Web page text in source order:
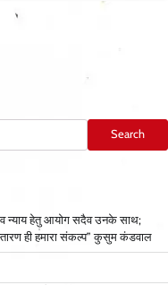
Search
व न्याय हेतु आयोग सदैव उनके साथ;
ही हमारा संकल्प” कुसुम कंडवाल